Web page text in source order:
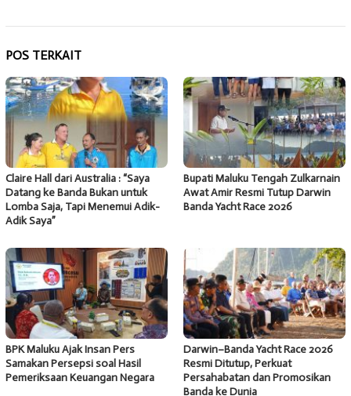
POS TERKAIT
Claire Hall dari Australia : “Saya
Datang ke Banda Bukan untuk
Lomba Saja, Tapi Menemui Adik-
Adik Saya”
Bupati Maluku Tengah Zulkarnain
Awat Amir Resmi Tutup Darwin
Banda Yacht Race 2026
BPK Maluku Ajak Insan Pers
Samakan Persepsi soal Hasil
Pemeriksaan Keuangan Negara
Darwin–Banda Yacht Race 2026
Resmi Ditutup, Perkuat
Persahabatan dan Promosikan
Banda ke Dunia